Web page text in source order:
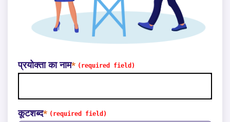
प्रयोक्ता का नाम
कूटशब्द